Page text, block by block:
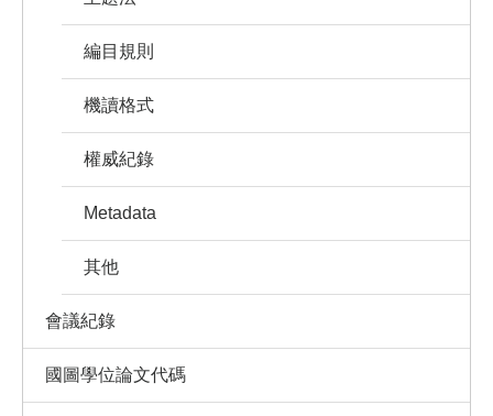
編目規則
機讀格式
權威紀錄
Metadata
其他
會議紀錄
國圖學位論文代碼